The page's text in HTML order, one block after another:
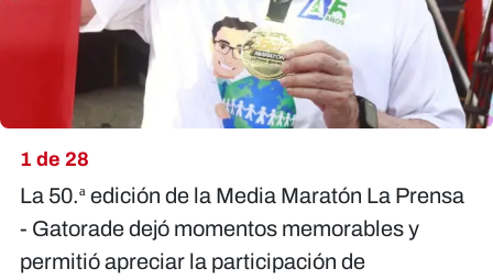
1 de 28
La 50.ª edición de la Media Maratón La Prensa
- Gatorade dejó momentos memorables y
permitió apreciar la participación de